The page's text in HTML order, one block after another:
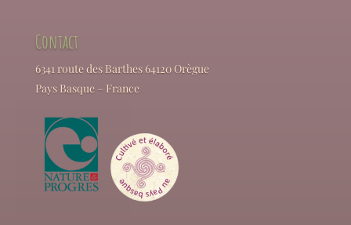
Contact
6341 route des Barthes 64120 Orègue
Pays Basque – France